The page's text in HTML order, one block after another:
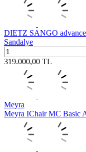
DIETZ SANGO
Sandalye
319.000,00 TL
Meyra
Meyra IChair MC Basic